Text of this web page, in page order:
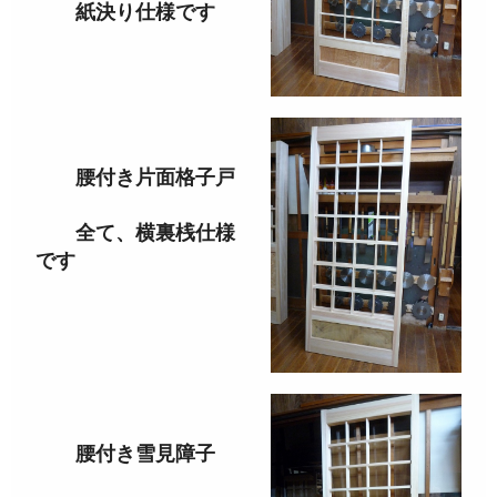
紙決り仕様です
腰付き片面格子戸
全て、横裏桟仕様
です
腰付き雪見障子